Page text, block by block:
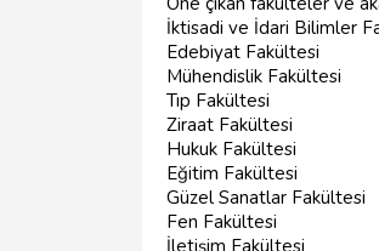
İktisadi ve İdari Bilimler
Edebiyat Fakültesi
Mühendislik Fakültesi
Tıp Fakültesi
Ziraat Fakültesi
Hukuk Fakültesi
Eğitim Fakültesi
Güzel Sanatlar Fakültesi
Fen Fakültesi